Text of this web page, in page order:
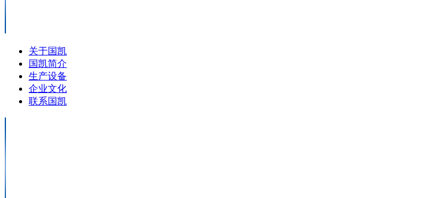
关于国凯
国凯简介
生产设备
企业文化
联系国凯